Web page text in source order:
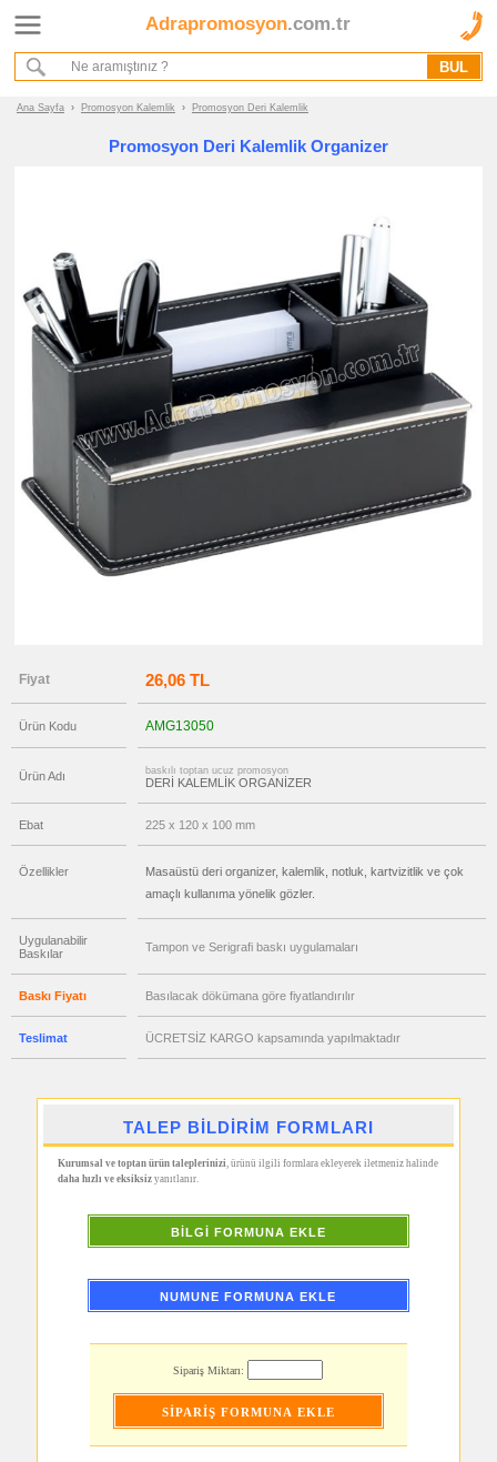
Adrapromosyon.com.tr
Ana Sayfa › Promosyon Kalemlik › Promosyon Deri Kalemlik
Promosyon Deri Kalemlik Organizer
Fiyat 26,06 TL
Ürün Kodu AMG13050
Ürün Adı baskılı toptan ucuz promosyon
DERİ KALEMLİK ORGANİZER
Ebat 225 x 120 x 100 mm
Özellikler
Masaüstü deri organizer, kalemlik, notluk, kartvizitlik ve çok
amaçlı kullanıma yönelik gözler.
Uygulanabilir
Baskılar
Tampon ve Serigrafi baskı uygulamaları
Baskı Fiyatı Basılacak dökümana göre fiyatlandırılır
Teslimat ÜCRETSİZ KARGO kapsamında yapılmaktadır
TALEP BİLDİRİM FORMLARI
Kurumsal ve toptan ürün taleplerinizi, ürünü ilgili formlara ekleyerek iletmeniz halinde
daha hızlı ve eksiksizyanıtlanır.
BİLGİ FORMUNA EKLE
NUMUNE FORMUNA EKLE
Sipariş Miktarı:
Ana Sayfa
Hakkımızda
Kurumsal Hizmet Akışımız
promosyon
Kalemlik
promosyon
Deri
Kalemlik
promosyon
Ahşap
Kalemlik
Kalemlik
promosyon
Tüm
Ürünleri
Gör
→
promosyon
Ajanda
Organizer
promosyon
Geri
Dönüşümlü
Ürünler
promosyon
Makinesi
promosyon
&
Seti
promosyon
Metre
&
promosyon
El
promosyon
&
Küllük
promosyon